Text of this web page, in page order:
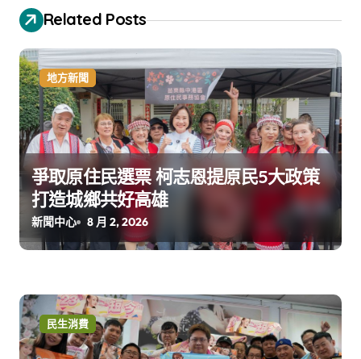
Related Posts
地方新聞
爭取原住民選票 柯志恩提原民5大政策
打造城鄉共好高雄
新聞中心 8 月 2, 2026
民生消費